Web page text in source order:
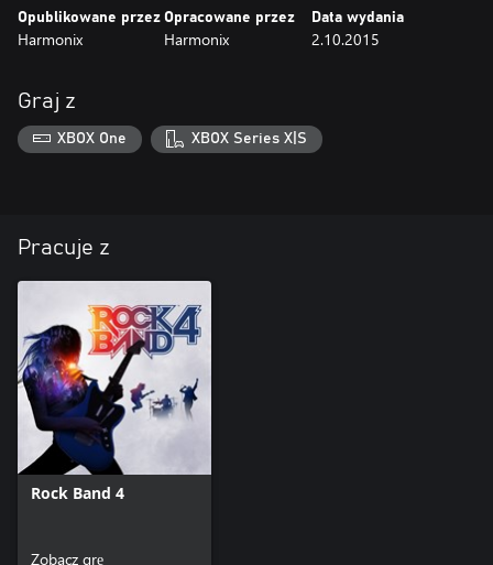
Opublikowane przez
Harmonix
Opracowane przez
Harmonix
Data wydania
2.10.2015
Graj z
XBOX One XBOX Series X|S
Pracuje z
Rock Band 4
Zobacz grę